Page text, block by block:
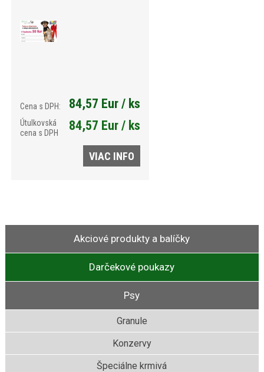
Cena s DPH: 84,57 Eur / ks
Útulkovská
cena s DPH
84,57 Eur / ks
VIAC INFO
Akciové produkty a balíčky
Darčekové poukazy
Psy
Granule
Konzervy
Špeciálne krmivá